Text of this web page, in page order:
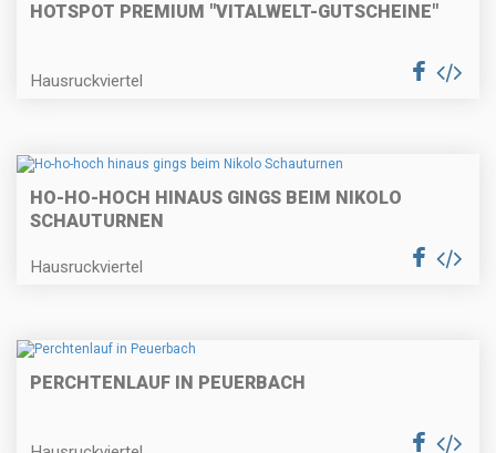
HOTSPOT PREMIUM "VITALWELT-GUTSCHEINE"
Hausruckviertel
HO-HO-HOCH HINAUS GINGS BEIM NIKOLO
SCHAUTURNEN
Hausruckviertel
PERCHTENLAUF IN PEUERBACH